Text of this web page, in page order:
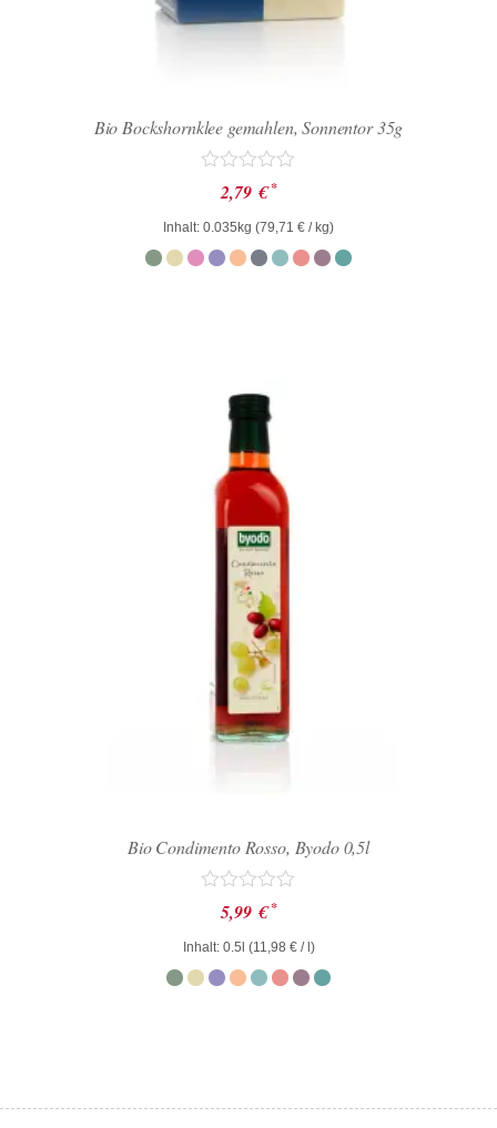
Bio Bockshornklee gemahlen, Sonnentor 35g
Bewertet
mit
0
von
5
2,79 € *
Inhalt: 0.035kg (79,71 € / kg)
Bio Condimento Rosso, Byodo 0,5l
Bewertet
mit
0
von
5
5,99 € *
Inhalt: 0.5l (11,98 €/ l)